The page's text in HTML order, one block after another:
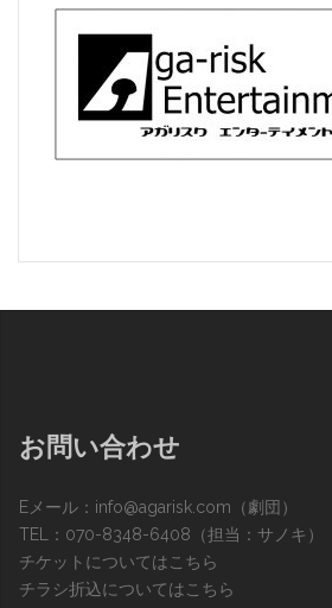
お問い合わせ
Eメール： info@agarisk.com （劇団）
TEL：070-8348-6408（担当：サノキ）
チケットについてはこちら
チラシ折込についてはこちら